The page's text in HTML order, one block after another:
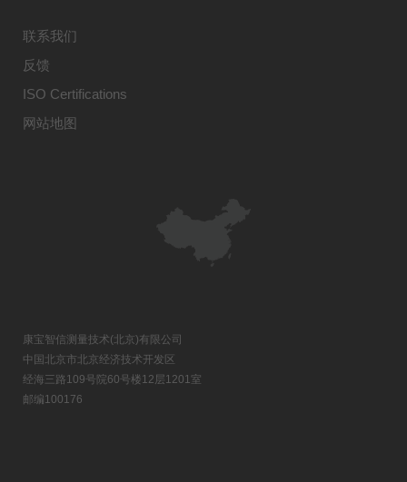
联系我们
反馈
ISO Certifications
网站地图
康宝智信测量技术(北京)有限公司
中国北京市北京经济技术开发区
经海三路109号院60号楼12层1201室
邮编100176